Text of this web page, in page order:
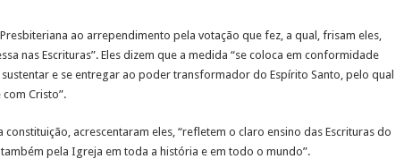
ao arrependimento pela votação que fez, a qual, frisam eles,
nas Escrituras”. Eles dizem que a medida “se coloca em conformidade
e se entregar ao poder transformador do Espírito Santo, pelo qual
Cristo”.
acrescentaram eles, “refletem o claro ensino das Escrituras do
pela Igreja em toda a história e em todo o mundo”.